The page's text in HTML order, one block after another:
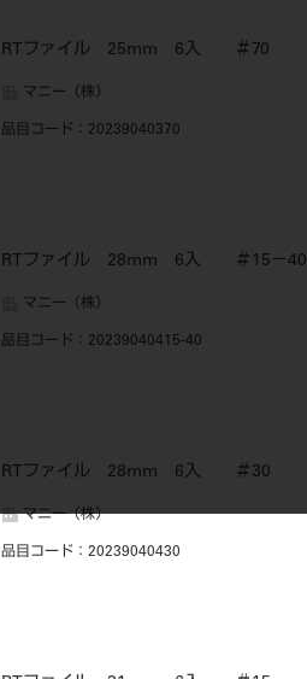
RTファイル 25mm 6入 ＃70
マニー（株）
品目コード ：20239040370
RTファイル 28mm 6入 ＃15－40
マニー（株）
品目コード ：20239040415-40
RTファイル 28mm 6入 ＃30
マニー（株）
品目コード ：20239040430